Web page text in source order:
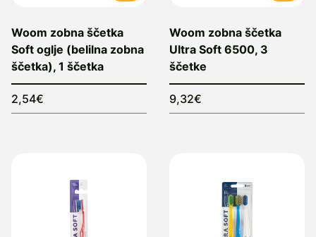
Woom zobna ščetka
Soft oglje (belilna zobna
ščetka), 1 ščetka
2,54€
Woom zobna ščetka
Ultra Soft 6500, 3
ščetke
9,32€